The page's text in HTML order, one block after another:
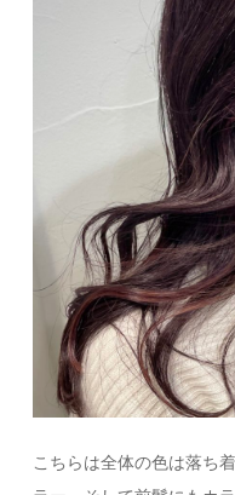
こちらは全体の色は落ち